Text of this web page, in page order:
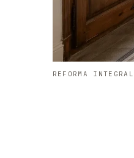
REFORMA